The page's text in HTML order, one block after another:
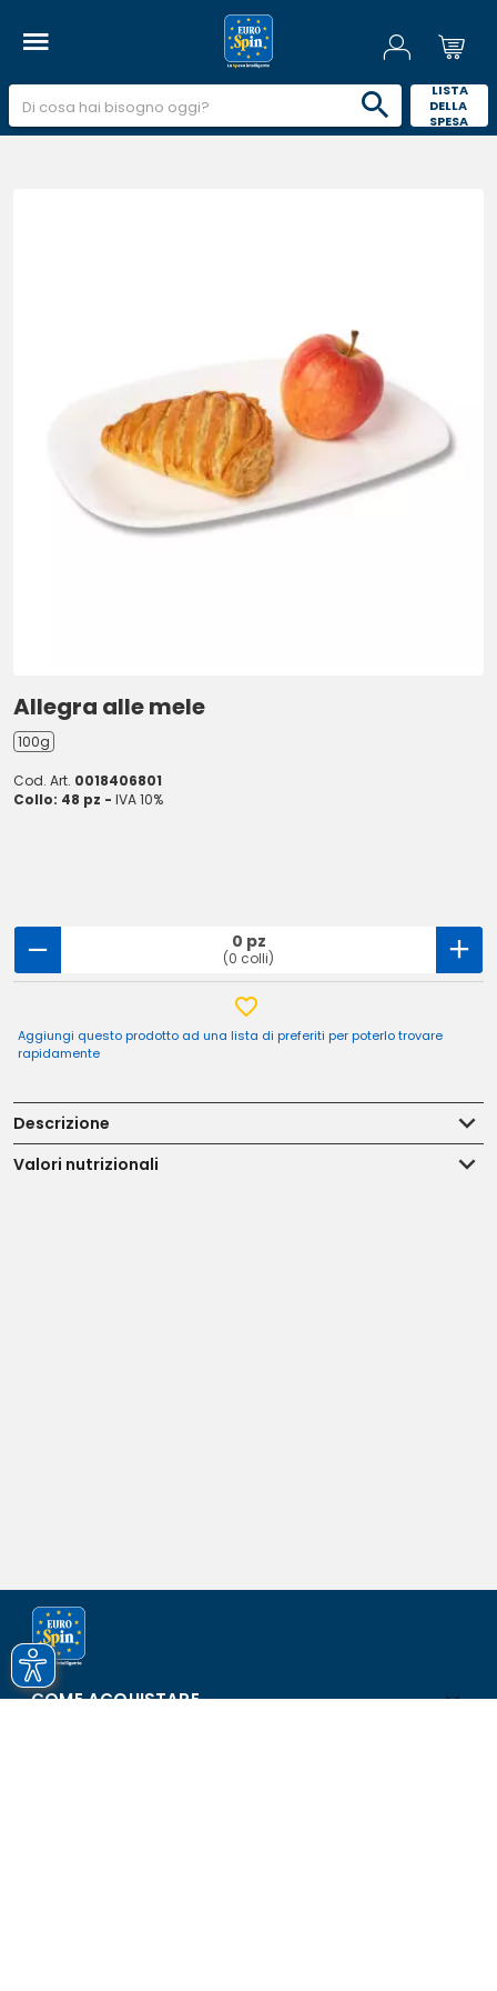
LISTA
DELLA
SPESA
Allegra alle mele
100g
Cod. Art. 0018406801
Collo: 48 pz - IVA 10%
0 pz
(0 colli)
Aggiungi questo prodotto ad una lista di preferiti per poterlo trovare
rapidamente
Descrizione
Valori nutrizionali
COME ACQUISTARE